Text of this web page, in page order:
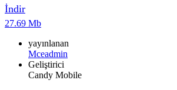
İndir
27.69 Mb
yayınlanan
Mceadmin
Geliştirici
Candy Mobile